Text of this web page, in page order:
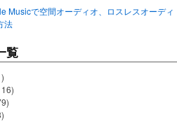
Musicで空間オーディオ、ロスレスオーディ
法
覧